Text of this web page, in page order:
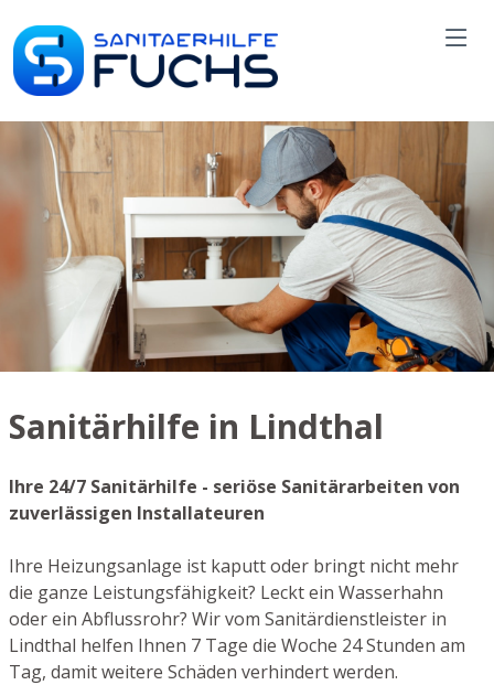
Sanitärhilfe in Lindthal
Ihre 24/7 Sanitärhilfe - seriöse Sanitärarbeiten von
zuverlässigen Installateuren
Ihre Heizungsanlage ist kaputt oder bringt nicht mehr
die ganze Leistungsfähigkeit? Leckt ein Wasserhahn
oder ein Abflussrohr? Wir vom Sanitärdienstleister in
Lindthal helfen Ihnen 7 Tage die Woche 24 Stunden am
Tag, damit weitere Schäden verhindert werden.